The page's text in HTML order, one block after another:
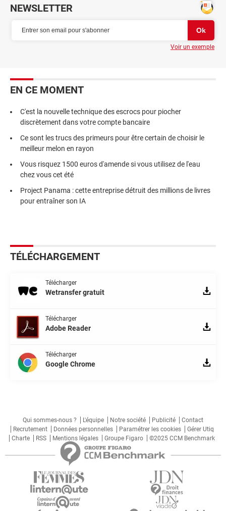
NEWSLETTER
Voir un exemple
EN CE MOMENT
C'est la nouvelle technique des escrocs pour piocher
discrètement dans votre compte bancaire
Ce sont les trucs des primeurs pour être certain de choisir le
meilleur melon en rayon
Vous risquez 1500 euros d'amende si vous utilisez de l'eau
chez vous cet été
Project Panama : cette entreprise détruit des millions de livres
pour entraîner son IA
TÉLÉCHARGEMENT
Télécharger
Wetransfer gratuit
Télécharger
Adobe Reader
Télécharger
Google Chrome
Qui sommes-nous ? L'équipe Notre société Publicité
Contact
Recrutement
Données personnelles Paramétrer les cookies
Gérer Utiq
Charte
RSS Mentions légales Groupe Figaro ©2025 CCM Benchmark